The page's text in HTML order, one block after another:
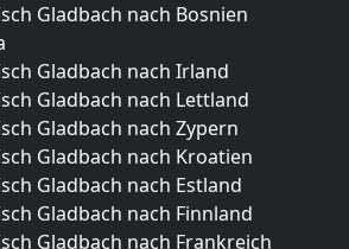
Gladbach nach Bosnien
Gladbach nach Irland
Gladbach nach Lettland
Gladbach nach Zypern
Gladbach nach Kroatien
Gladbach nach Estland
Gladbach nach Finnland
Gladbach nach Frankreich